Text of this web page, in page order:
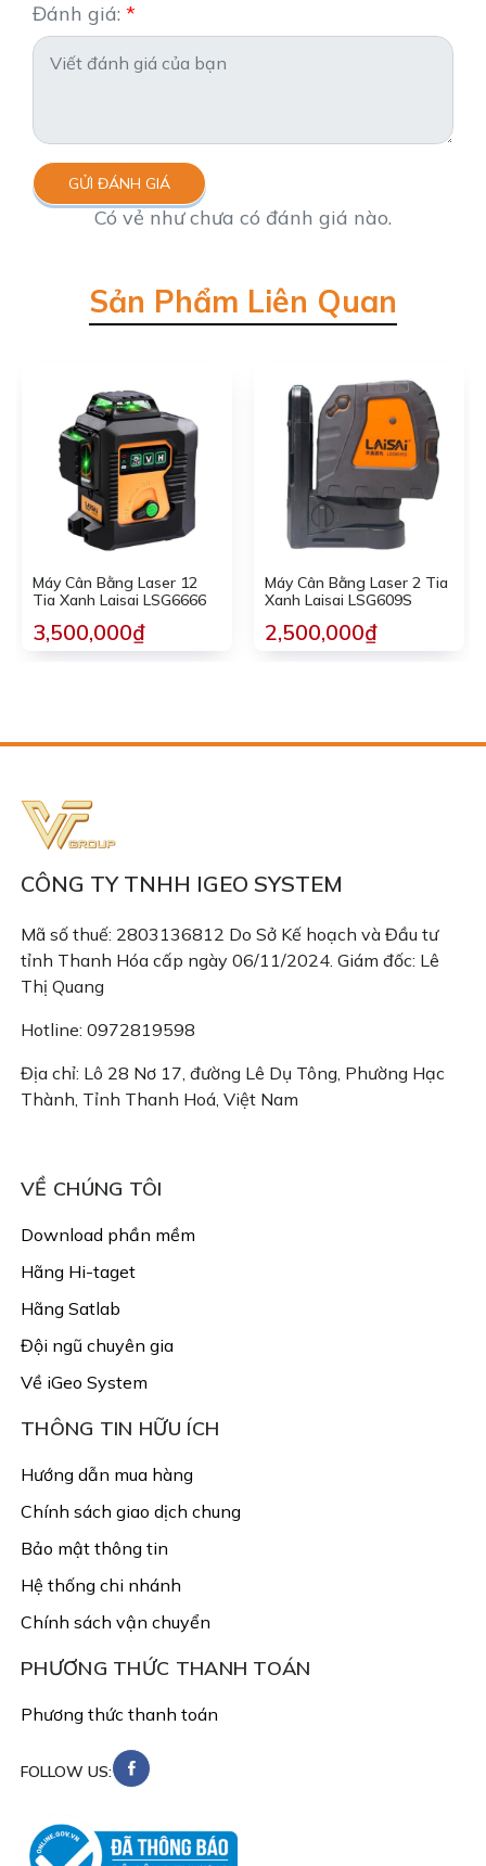
Đánh giá:
GỬI ĐÁNH GIÁ
Có vẻ như chưa có đánh giá nào.
Sản Phẩm Liên Quan
Máy Cân Bằng Laser 12
Tia Xanh Laisai LSG6666
3,500,000₫
Máy Cân Bằng Laser 2 Tia
Xanh Laisai LSG609S
2,500,000₫
CÔNG TY TNHH IGEO SYSTEM
Mã số thuế: 2803136812 Do Sở Kế hoạch và Đầu tư
tỉnh Thanh Hóa cấp ngày 06/11/2024. Giám đốc: Lê
Thị Quang
Hotline: 0972819598
Địa chỉ: Lô 28 Nơ 17, đường Lê Dụ Tông, Phường Hạc
Thành, Tỉnh Thanh Hoá, Việt Nam
VỀ CHÚNG TÔI
Download phần mềm
Hãng Hi-taget
Hãng Satlab
Đội ngũ chuyên gia
Về iGeo System
THÔNG TIN HỮU ÍCH
Hướng dẫn mua hàng
Chính sách giao dịch chung
Bảo mật thông tin
Hệ thống chi nhánh
Chính sách vận chuyển
PHƯƠNG THỨC THANH TOÁN
Phương thức thanh toán
FOLLOW US: